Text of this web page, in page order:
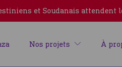
et Soudanais attendent
Nos projets À